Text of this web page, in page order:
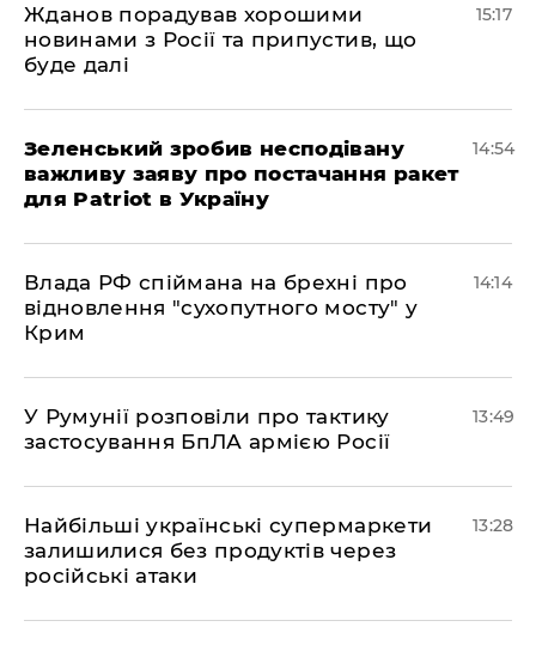
Жданов порадував хорошими
новинами з Росії та припустив, що
буде далі
15:17
Зеленський зробив несподівану
важливу заяву про постачання ракет
для Patriot в Україну
14:54
Влада РФ спіймана на брехні про
відновлення "сухопутного мосту" у
Крим
14:14
У Румунії розповіли про тактику
застосування БпЛА армією Росії
13:49
Найбільші українські супермаркети
залишилися без продуктів через
російські атаки
13:28